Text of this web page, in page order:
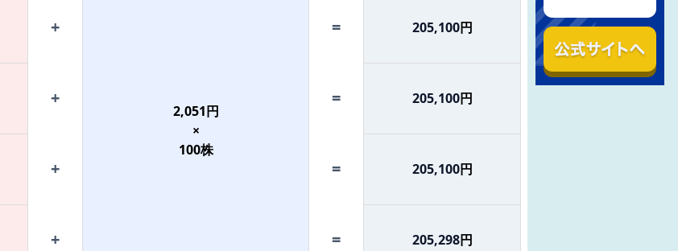
2,051円
×
100株
+ = 205,100円
+ = 205,100円
+ = 205,100円
+ = 205,298円